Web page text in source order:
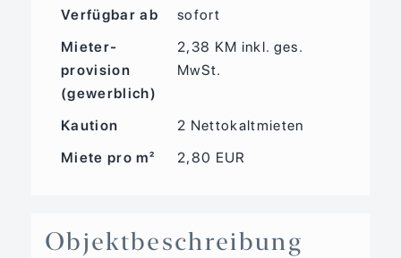
Verfügbar ab
sofort
Mieter­
provision
(gewerblich)
2,38 KM inkl. ges.
MwSt.
Kaution
2 Nettokaltmieten
Miete pro m²
2,80 EUR
Objekt­beschreibung